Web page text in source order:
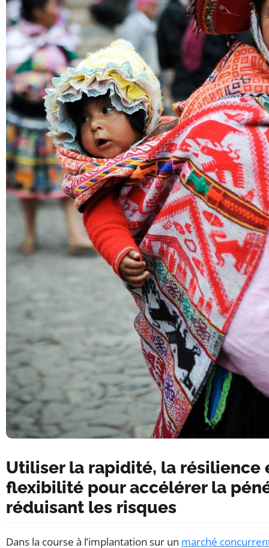
Utiliser la rapidité, la résilience
flexibilité pour accélérer la
réduisant les risques
Dans la course à l’implantation sur un marché